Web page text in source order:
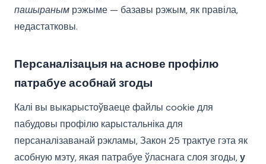
пашыраным рэжыме — базавы рэжым, як правіла,
недастатковы.
Персаналізацыя на аснове профілю
патрабуе асобнай згоды
Калі вы выкарыстоўваеце файлы cookie для
пабудовы профілю карыстальніка для
персаналізаванай рэкламы, Закон 25 трактуе гэта як
асобную мэту, якая патрабуе ўласнага слоя згоды,у